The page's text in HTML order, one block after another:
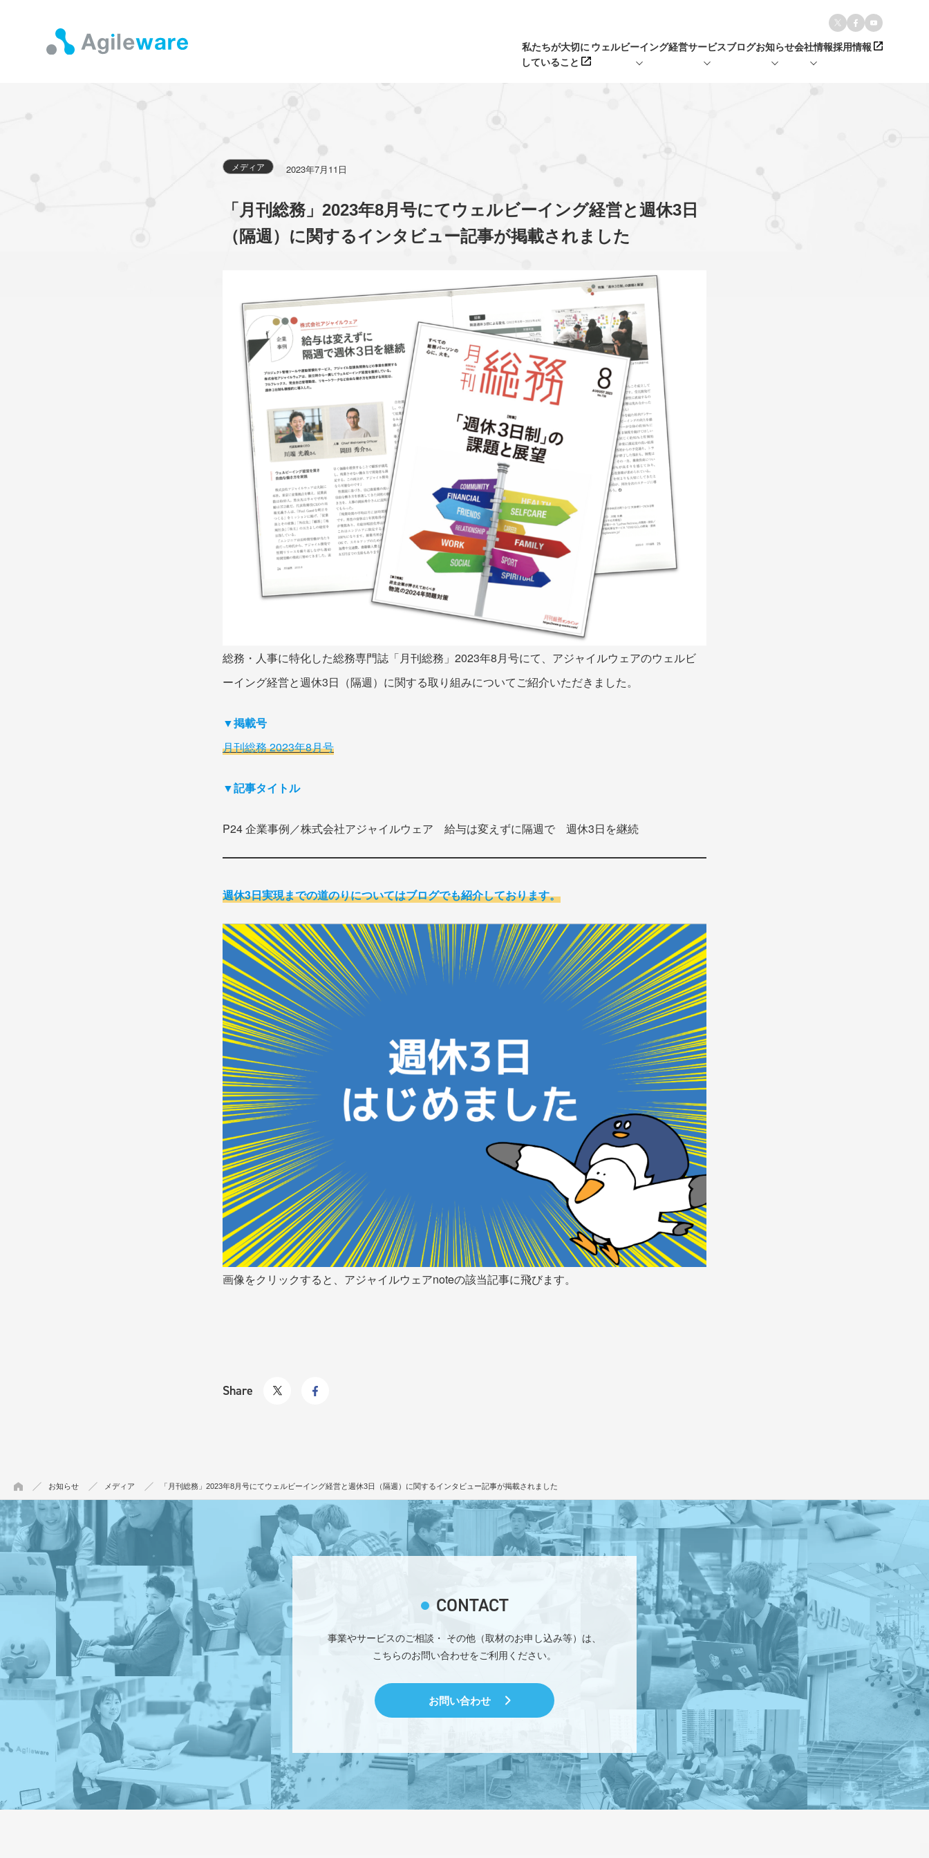
私たちが大切に
していること
ウェルビーイング経営サービスブログお知らせ会社情報採用情報
メディア 2023年7月11日
「月刊総務」2023年8月号にてウェルビーイング経営と週休3日
（隔週）に関するインタビュー記事が掲載されました
総務・人事に特化した総務専門誌「月刊総務」2023年8月号にて、アジャイルウェアのウェルビ
ーイング経営と週休3日（隔週）に関する取り組みについてご紹介いただきました。
▼掲載号
月刊総務 2023年8月号
▼記事タイトル
P24 企業事例／株式会社アジャイルウェア 給与は変えずに隔週で 週休3日を継続
週休3日実現までの道のりについてはブログでも紹介しております。
画像をクリックすると、アジャイルウェアnoteの該当記事に飛びます。
Share
お知らせ メディア 「月刊総務」2023年8月号にてウェルビーイング経営と週休3日（隔週）に関するインタビュー記事が掲載されました
CONTACT
事業やサービスのご相談・ その他（取材のお申し込み等）は、
こちらのお問い合わせをご利用ください。
お問い合わせ